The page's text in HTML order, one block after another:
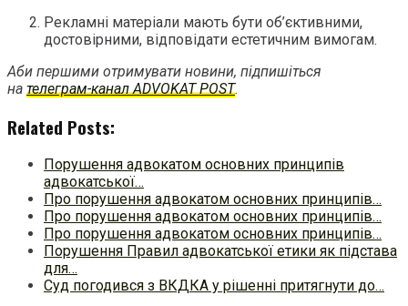
Рекламні матеріали мають бути об’єктивними,
достовірними, відповідати естетичним вимогам.
Аби першими отримувати новини, підпишіться
на телеграм-канал ADVOKAT POST.
Related Posts:
Порушення адвокатом основних принципів
адвокатської…
Про порушення адвокатом основних принципів…
Про порушення адвокатом основних принципів…
Про порушення адвокатом основних принципів…
Порушення Правил адвокатської етики як підстава
для…
Суд погодився з ВКДКА у рішенні притягнути до…